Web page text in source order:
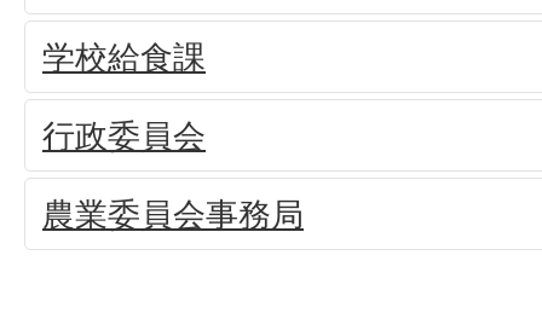
学校給食課
行政委員会
農業委員会事務局